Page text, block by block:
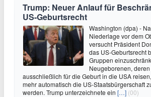
Trump: Neuer Anlauf für
US-Geburtsrecht
Washington (dpa) -
Niederlage vor dem
versucht Präsident
das US-Geburtsrecht
Gruppen
Neugeborenen,
ausschließlich für die Geburt in die USA
mehr automatisch die US-Staatsbürgerschaft
werden. Trump unterzeichnete ein […] (00)